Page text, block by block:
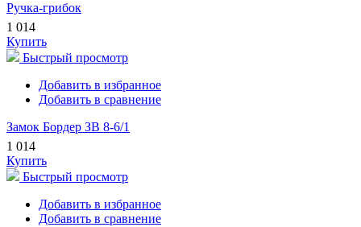
Ручка-грибок
1 014
Купить
Быстрый просмотр
Добавить в избранное
Добавить в сравнение
Замок Бордер ЗВ 8-6/1
1 014
Купить
Быстрый просмотр
Добавить в избранное
Добавить в сравнение